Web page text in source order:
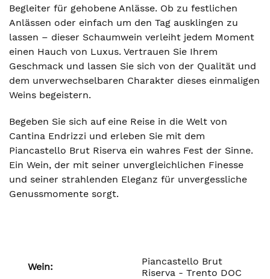
Begleiter für gehobene Anlässe. Ob zu festlichen
Anlässen oder einfach um den Tag ausklingen zu
lassen – dieser Schaumwein verleiht jedem Moment
einen Hauch von Luxus. Vertrauen Sie Ihrem
Geschmack und lassen Sie sich von der Qualität und
dem unverwechselbaren Charakter dieses einmaligen
Weins begeistern.
Begeben Sie sich auf eine Reise in die Welt von
Cantina Endrizzi und erleben Sie mit dem
Piancastello Brut Riserva ein wahres Fest der Sinne.
Ein Wein, der mit seiner unvergleichlichen Finesse
und seiner strahlenden Eleganz für unvergessliche
Genussmomente sorgt.
Wein:
Piancastello Brut
Riserva - Trento DOC